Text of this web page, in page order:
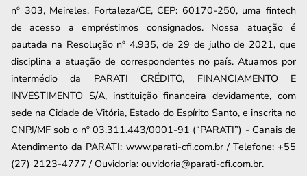
nº 303, Meireles, Fortaleza/CE, CEP: 60170-250, uma fintech
de acesso a empréstimos consignados. Nossa atuação é
pautada na Resolução nº 4.935, de 29 de julho de 2021, que
disciplina a atuação de correspondentes no país. Atuamos por
intermédio da PARATI CRÉDITO, FINANCIAMENTO E
INVESTIMENTO S/A, instituição financeira devidamente, com
sede na Cidade de Vitória, Estado do Espírito Santo, e inscrita no
CNPJ/MF sob o nº 03.311.443/0001-91 (“PARATI”) - Canais de
Atendimento da PARATI: www.parati-cfi.com.br / Telefone: +55
(27) 2123-4777 / Ouvidoria: ouvidoria@parati-cfi.com.br.